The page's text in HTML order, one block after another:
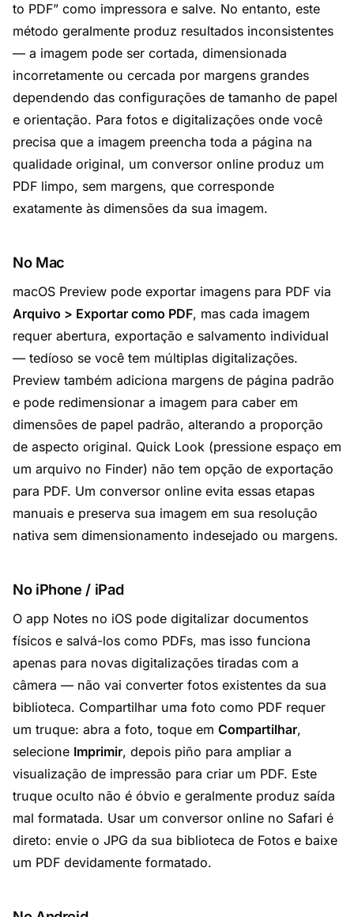
to PDF” como impressora e salve. No entanto, este
método geralmente produz resultados inconsistentes
— a imagem pode ser cortada, dimensionada
incorretamente ou cercada por margens grandes
dependendo das configurações de tamanho de papel
e orientação. Para fotos e digitalizações onde você
precisa que a imagem preencha toda a página na
qualidade original, um conversor online produz um
PDF limpo, sem margens, que corresponde
exatamente às dimensões da sua imagem.
No Mac
macOS Preview pode exportar imagens para PDF via
Arquivo > Exportar como PDF, mas cada imagem
requer abertura, exportação e salvamento individual
— tedíoso se você tem múltiplas digitalizações.
Preview também adiciona margens de página padrão
e pode redimensionar a imagem para caber em
dimensões de papel padrão, alterando a proporção
de aspecto original. Quick Look (pressione espaço em
um arquivo no Finder) não tem opção de exportação
para PDF. Um conversor online evita essas etapas
manuais e preserva sua imagem em sua resolução
nativa sem dimensionamento indesejado ou margens.
No iPhone / iPad
O app Notes no iOS pode digitalizar documentos
físicos e salvá-los como PDFs, mas isso funciona
apenas para novas digitalizações tiradas com a
câmera — não vai converter fotos existentes da sua
biblioteca. Compartilhar uma foto como PDF requer
um truque: abra a foto, toque em Compartilhar,
selecione Imprimir, depois piño para ampliar a
visualização de impressão para criar um PDF. Este
truque oculto não é óbvio e geralmente produz saída
mal formatada. Usar um conversor online no Safari é
direto: envie o JPG da sua biblioteca de Fotos e baixe
um PDF devidamente formatado.